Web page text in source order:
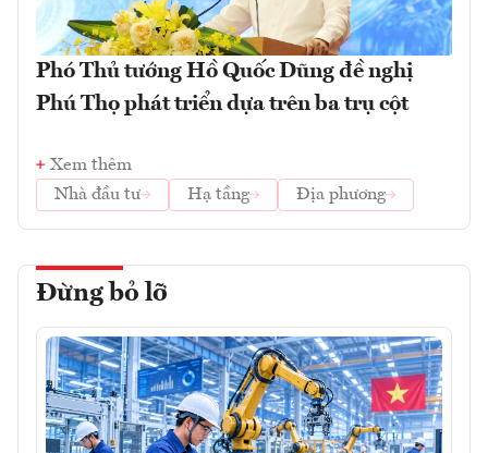
Phó Thủ tướng Hồ Quốc Dũng đề nghị
Phú Thọ phát triển dựa trên ba trụ cột
Xem thêm
Nhà đầu tư
Hạ tầng Địa phương
Đừng bỏ lỡ